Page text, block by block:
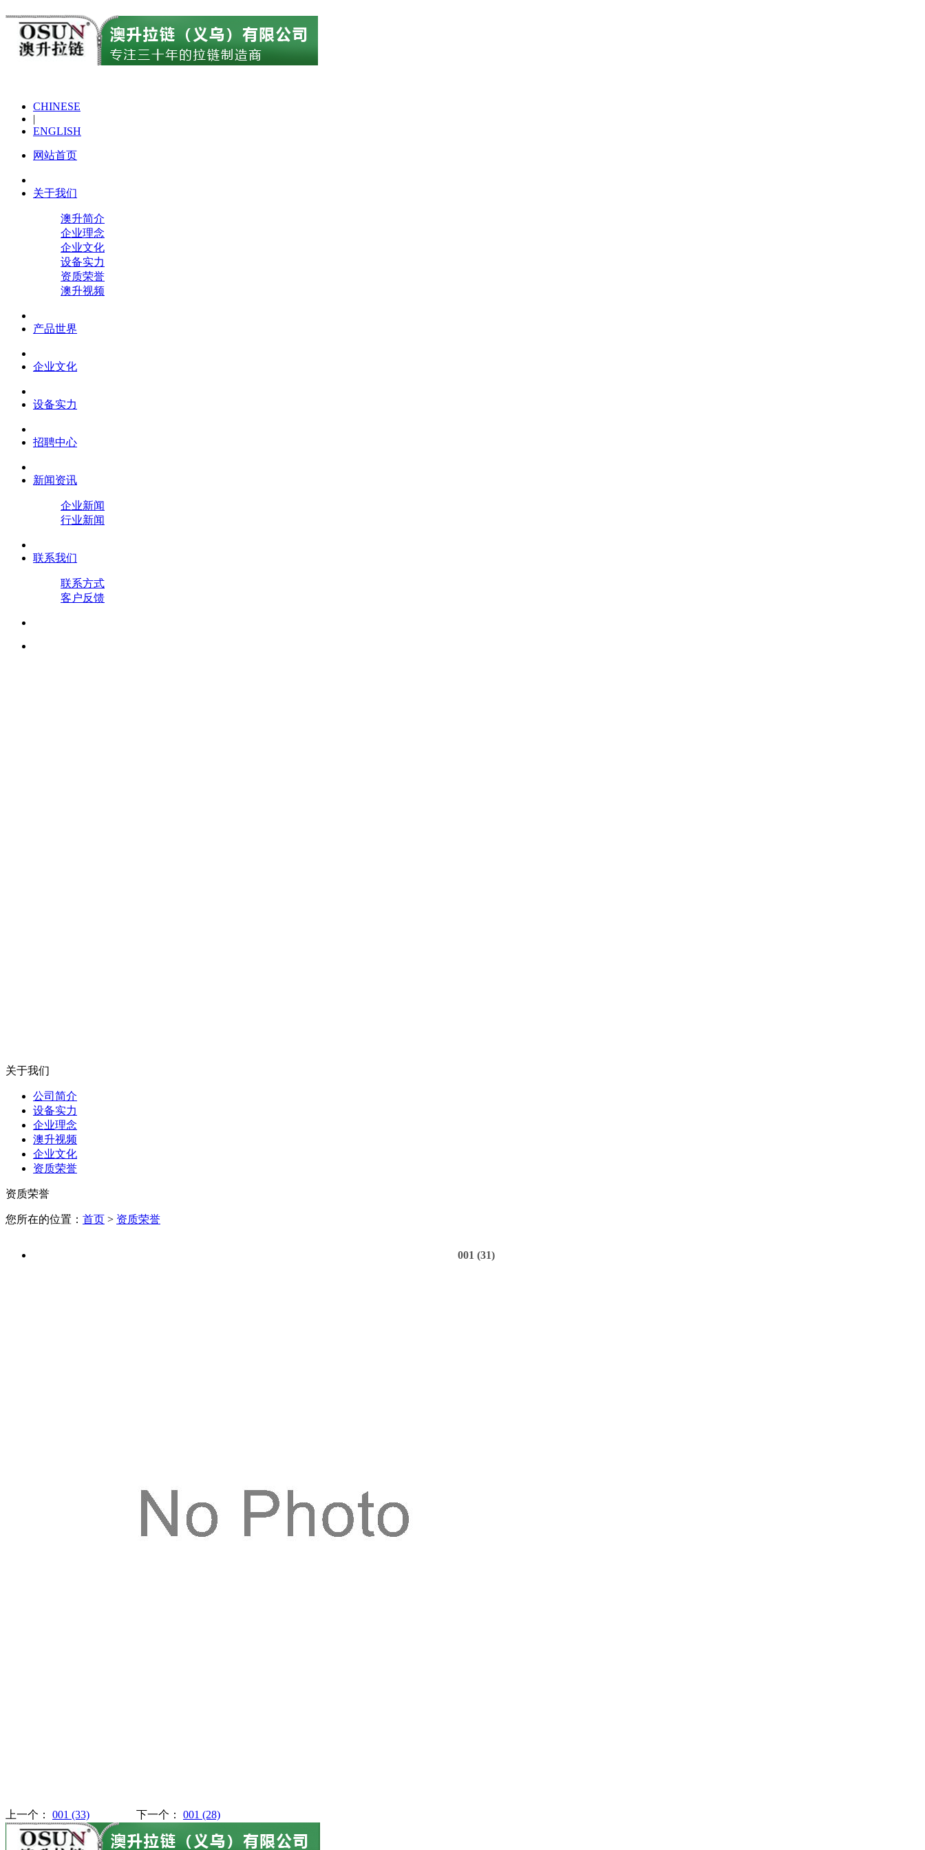
CHINESE
|
ENGLISH
网站首页
关于我们
澳升简介
企业理念
企业文化
设备实力
资质荣誉
澳升视频
产品世界
企业文化
设备实力
招聘中心
新闻资讯
企业新闻
行业新闻
联系我们
联系方式
客户反馈
关于我们
公司简介
设备实力
企业理念
澳升视频
企业文化
资质荣誉
资质荣誉
您所在的位置： 首页 > 资质荣誉
001 (31)
上一个： 001 (33) 下一个： 001 (28)